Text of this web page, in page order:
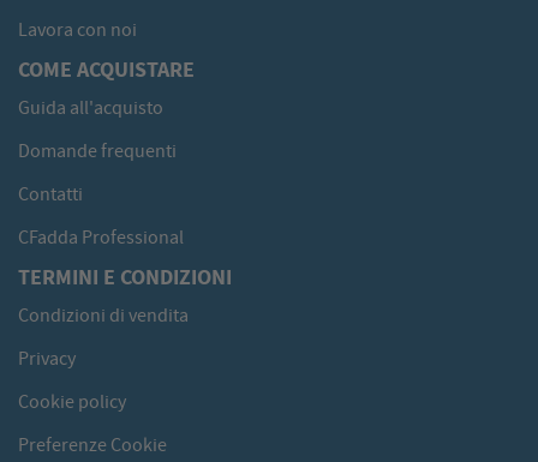
Lavora con noi
COME ACQUISTARE
Guida all'acquisto
Domande frequenti
Contatti
CFadda Professional
TERMINI E CONDIZIONI
Condizioni di vendita
Privacy
Cookie policy
Preferenze Cookie